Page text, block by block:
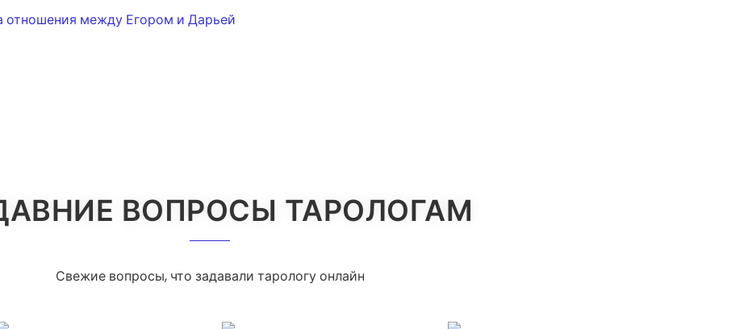
отношения между Егором и Дарьей
ВОПРОСЫ ТАРОЛОГАМ
Свежие вопросы, что задавали тарологу онлайн